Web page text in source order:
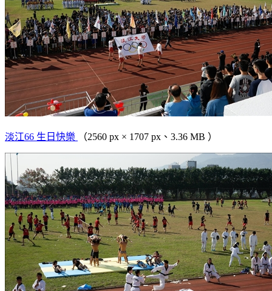
淡江66 生日快樂 （2560 px × 1707 px、3.36 MB ）